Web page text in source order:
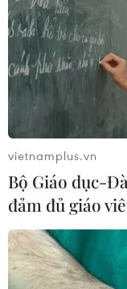
Tổ chức lễ
chất, ý nghĩa
Bộ Văn hóa, Thể
phương tăng kiểm
động văn hóa, thể
tươi, lành mạnh,
vietnamplus.vn
Bộ Giáo dục-
đảm đủ giáo